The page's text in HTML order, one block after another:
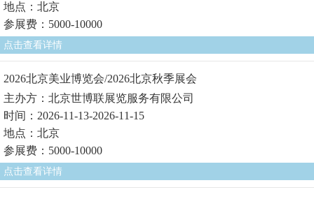
地点：北京
参展费：5000-10000
点击查看详情
2026北京美业博览会/2026北京秋季展会
主办方：北京世博联展览服务有限公司
时间：2026-11-13-2026-11-15
地点：北京
参展费：5000-10000
点击查看详情